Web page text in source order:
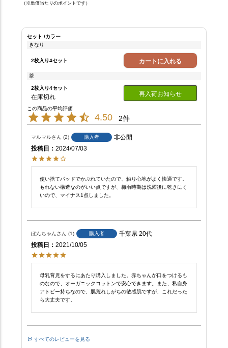
（※単価当たりのポイントです）
セット
カラー
きなり
2枚入り4セット カートに入れる
茶
2枚入り4セット
在庫切れ 再入荷お知らせ
4.50 2
マルマル 2 購入者
非公開
投稿日
2024/07/03
使い捨てパッドでかぶれていたので、触り心地がよく快適です。
もれない構造なのがいい点ですが、梅雨時期は洗濯後に乾きにく
いので、マイナス1点しました。
ぽんちゃん 1 購入者 千葉県 20代
投稿日
2021/10/05
母乳育児をするにあたり購入しました。赤ちゃんが口をつけるも
のなので、オーガニックコットンで安心できます。また、私自身
アトピー持ちなので、肌荒れしがちの敏感肌ですが、これだった
ら大丈夫です。
すべてのレビューを見る